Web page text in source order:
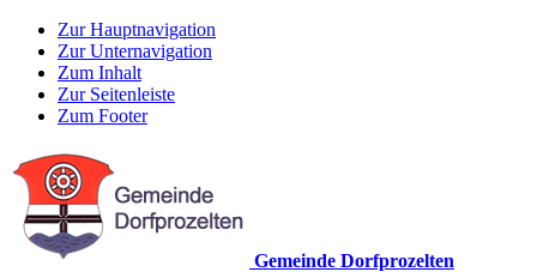
Zur Hauptnavigation
Zur Unternavigation
Zum Inhalt
Zur Seitenleiste
Zum Footer
Gemeinde Dorfprozelten